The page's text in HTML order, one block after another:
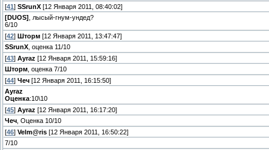
[41 ] SSrunX [12 Января 2011, 08:40:02]
[DUОS]
, лысый-гнум-ундед?
6/10
[42] Шторм [12 Января 2011, 13:47:47]
SSrunX , оценка 11/10
[43] Ayraz [12 Января 2011, 15:59:16]
Шторм , оценка 7/10
[44] Чеч [12 Января 2011, 16:15:50]
Ayraz
Оценка:10\10
[45] Ayraz [12 Января 2011, 16:17:20]
Чеч , Оценка 10/10
[46] Velm@ris [12 Января 2011, 16:50:22]
7/10